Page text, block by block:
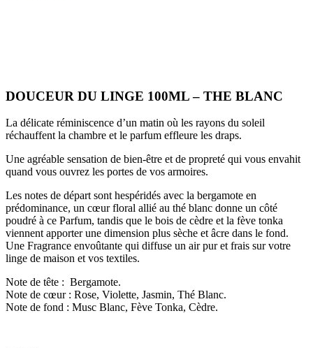
DOUCEUR DU LINGE 100ML – THE BLANC
La délicate réminiscence d’un matin où les rayons du soleil
réchauffent la chambre et le parfum effleure les draps.
Une agréable sensation de bien-être et de propreté qui vous envahit
quand vous ouvrez les portes de vos armoires.
Les notes de départ sont hespéridés avec la bergamote en
prédominance, un cœur floral allié au thé blanc donne un côté
poudré à ce Parfum, tandis que le bois de cèdre et la fève tonka
viennent apporter une dimension plus sèche et âcre dans le fond.
Une Fragrance envoûtante qui diffuse un air pur et frais sur votre
linge de maison et vos textiles.
Note de tête : Bergamote.
Note de cœur : Rose, Violette, Jasmin, Thé Blanc.
Note de fond : Musc Blanc, Fève Tonka, Cèdre.